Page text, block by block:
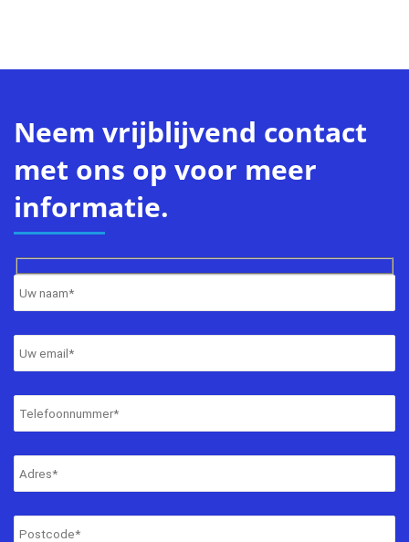
Neem vrijblijvend contact
met ons op voor meer
informatie.